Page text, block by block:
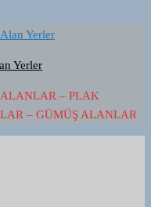
Yerler
– PLAK
– GÜMÜŞ ALANLAR